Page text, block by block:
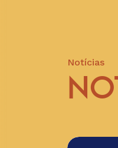
Notícias